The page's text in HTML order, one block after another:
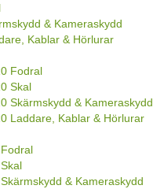
& Kameraskydd
Kablar & Hörlurar
Fodral
Skal
Skärmskydd & Kameraskydd
Laddare, Kablar & Hörlurar
& Kameraskydd